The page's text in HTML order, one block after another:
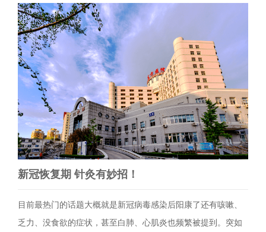
新冠恢复期 针灸有妙招！
目前最热门的话题大概就是新冠病毒感染后阳康了还有咳嗽、
乏力、没食欲的症状，甚至白肺、心肌炎也频繁被提到。突如